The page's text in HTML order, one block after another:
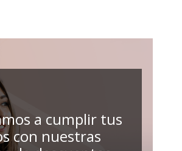
a cumplir tus
con nuestras